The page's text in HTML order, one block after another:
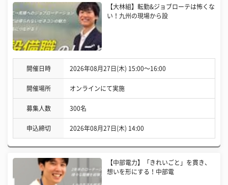
【大林組】転勤&ジョブローテは怖くな
い！九州の現場から設
開催日時 2026年08月27日(木) 15:00〜16:00
開催場所 オンラインにて実施
募集人数 300名
申込締切 2026年08月27日(木) 14:00
【中部電力】「きれいごと」を貫き、
想いを形にする！中部電